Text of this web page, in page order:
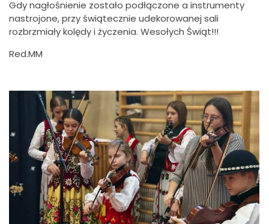
Gdy nagłośnienie zostało podłączone a instrumenty
nastrojone, przy świątecznie udekorowanej sali
rozbrzmiały kolędy i życzenia. Wesołych Świąt!!!
Red.MM